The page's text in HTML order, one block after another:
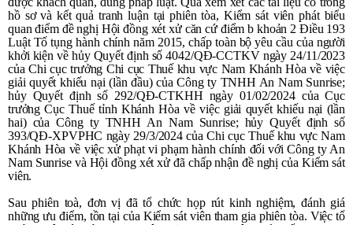
hồ sơ và kết quả tranh luận tại phiên tòa, Kiểm sát viên phát biểu
quan điểm đề nghị Hội đồng xét xử căn cứ điểm b khoản 2 Điều 193
Luật Tố tụng hành chính năm 2015, chấp toàn bộ yêu cầu của người
khởi kiện về hủy Quyết định số 4042/QĐ-CCTKV ngày 24/11/2023
của Chi cục trưởng Chi cục Thuế khu vực Nam Khánh Hòa về việc
giải quyết khiếu nại (lần đầu) của Công ty TNHH An Nam Sunrise;
hủy Quyết định số 292/QĐ-CTKHH ngày 01/02/2024 của Cục
trưởng Cục Thuế tỉnh Khánh Hòa về việc giải quyết khiếu nại (lần
hai) của Công ty TNHH An Nam Sunrise; hủy Quyết định số
393/QĐ-XPVPHC ngày 29/3/2024 của Chi cục Thuế khu vực Nam
Khánh Hòa về việc xử phạt vi phạm hành chính đối với Công ty An
Nam Sunrise và Hội đồng xét xử đã chấp nhận đề nghị của Kiểm sát
viên.
Sau phiên toà, đơn vị đã tổ chức họp rút kinh nghiệm, đánh giá
những ưu điểm, tồn tại của Kiểm sát viên tham gia phiên tòa. Việc tổ